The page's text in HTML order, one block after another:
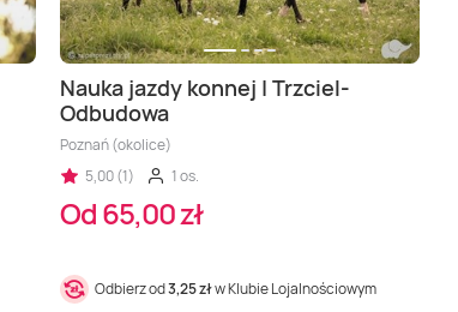
Nauka jazdy konnej | Trzciel-
Odbudowa
Poznań (okolice)
5,00 (1)
1 os.
Od 65,00 zł
Odbierz od3,25 złw Klubie Lojalnościowym